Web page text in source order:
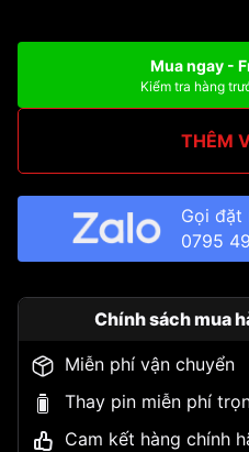
Mua ngay -
Kiểm tra hàng
THÊM
Gọi đặt
0795
Chính sách mua
Miễn phí vận chuyển
Thay pin miễn phí
Cam kết hàng chính